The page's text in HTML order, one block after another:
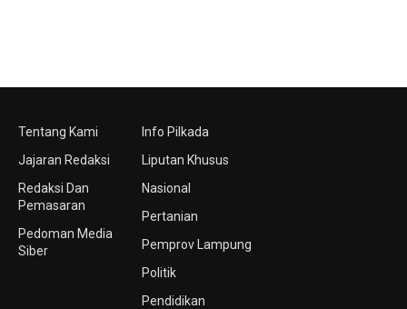
Tentang Kami
Jajaran Redaksi
Redaksi Dan
Pemasaran
Pedoman Media
Siber
Info Pilkada
Liputan Khusus
Nasional
Pertanian
Pemprov Lampung
Politik
Pendidikan